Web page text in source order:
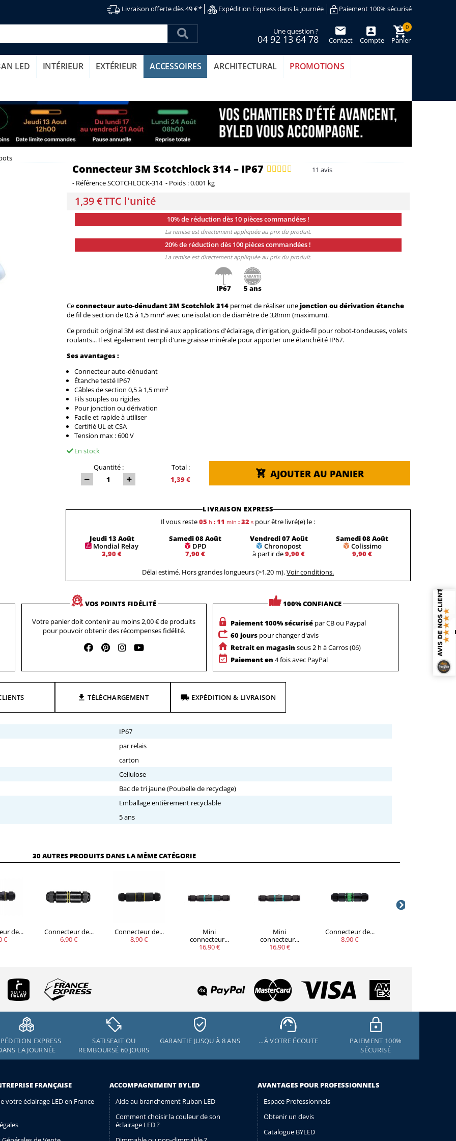
Livraison offerte dès 49 €* Expédition Express dans la journée Paiement 100% sécurisé
Panier
0
Compte
Contact
Une question ?
04 92 13 64 78
LED INTÉRIEUR EXTÉRIEUR ACCESSOIRES ARCHITECTURAL PROMOTIONS
Connecteur 3M Scotchlock 314 – IP67 11avis
- RéférenceSCOTCHLOCK-314 - Poids :0.001 kg
1,39 €TTC l'unité
10% de réduction dès 10 pièces commandées !
La remise est directement appliquée au prix du produit.
20% de réduction dès 100 pièces commandées !
La remise est directement appliquée au prix du produit.
IP67
5 ans
Ceconnecteur auto-dénudant 3M Scotchlok 314 permet de réaliser unejonction ou dérivation étanche
de fil de section de 0,5 à 1,5 mm² avec une isolation de diamètre de 3,8mm (maximum).
Ce produit original 3M est destiné aux applications d'éclairage, d'irrigation, guide-fil pour robot-tondeuses, volets
roulants... Il est également rempli d'une graisse minérale pour apporter une étanchéité IP67.
Ses avantages :
Connecteur auto-dénudant
Étanche testé IP67
Câbles de section 0,5 à 1,5 mm²
Fils souples ou rigides
Pour jonction ou dérivation
Facile et rapide à utiliser
Certifié UL et CSA
Tension max : 600 V
En stock
Quantité :
Total :
1,39 €
AJOUTER AU PANIER
LIVRAISON EXPRESS
Il vous reste05 h : 11 min : 31 s pour être livré(e) le :
Jeudi 13 Août
Mondial Relay
3,90 €
Samedi 08 Août
DPD
7,90 €
Vendredi 07 Août
Chronopost
à partir de9,90 €
Samedi 08 Août
Colissimo
9,90 €
Délai estimé. Hors grandes longueurs (>1,20 m).Voir conditions.
VOS POINTS FIDÉLITÉ
Votre panier doit contenir au moins 2,00 € de produits
pour pouvoir obtenir des récompenses fidélité.
100% CONFIANCE
Paiement 100% sécurisépar CB ou Paypal
60 jourspour changer d'avis
Retrait en magasin sous 2 h à Carros (06)
Paiement en 4 fois avec PayPal
TÉLÉCHARGEMENT EXPÉDITION & LIVRAISON
IP67
par relais
carton
Cellulose
Bac de tri jaune (Poubelle de recyclage)
Emballage entièrement recyclable
5 ans
30 AUTRES PRODUITS DANS LA MÊME CATÉGORIE
de...
€
Connecteur de...
6,90 €
Connecteur de...
8,90 €
Mini
connecteur...
16,90 €
Mini
connecteur...
16,90 €
Connecteur de...
8,90 €
EXPRESS
LA JOURNÉE
SATISFAIT OU
REMBOURSÉ 60 JOURS
GARANTIE JUSQU'À 8 ANS …À VOTRE ÉCOUTE
PAIEMENT 100%
SÉCURISÉ
FRANÇAISE
votre éclairage LED en France
ACCOMPAGNEMENT BYLED
Aide au branchement Ruban LED
Comment choisir la couleur de son
éclairage LED ?
AVANTAGES POUR PROFESSIONNELS
Espace Professionnels
Obtenir un devis
Catalogue BYLED